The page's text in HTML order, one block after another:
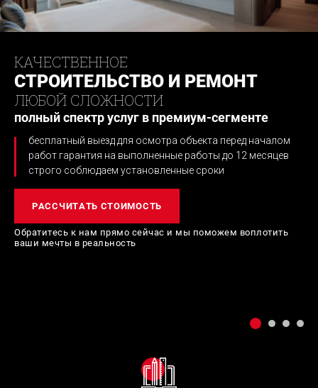
КАЧЕСТВЕННОЕ
СТРОИТЕЛЬСТВО И РЕМОНТ
ЛЮБОЙ СЛОЖНОСТИ
полный спектр услуг в премиум-сегменте
бесплатный выезд для осмотра объекта перед началом
работ гарантия на выполненные работы до 12 месяцев
строго соблюдаем установленные сроки
РАССЧИТАТЬ СТОИМОСТЬ
Обратитесь к нам прямо сейчас и мы поможем воплотить
ваши мечты в реальность